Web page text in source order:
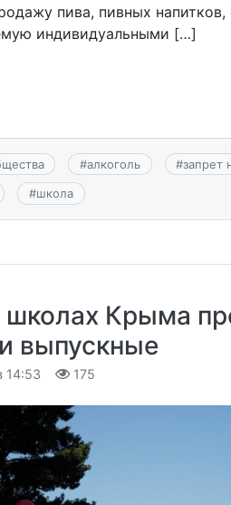
пива, пивных
индивидуальными […]
#алкоголь #запрет
#школа
школах Крыма
выпускные
14:53 175